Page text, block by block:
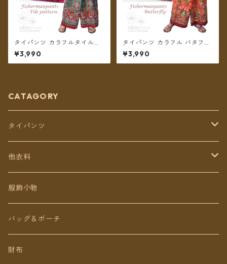
タイパンツ カラフルタイル調
柄 7カラー リゾパン ロング丈
【メール便送料無料】
¥3,990
タイパンツ カラフル バタフラ
イプリント 6カラー リゾパン
ロング丈【メール便送料無
料】
¥3,990
CATAGORY
タイパンツ
定番無地タイパンツ
チェトオリジナル
ロング丈
ミディアム丈
他衣料
トップス
ワンピース
パンツ
服飾小物
バッグ＆ポーチ
財布